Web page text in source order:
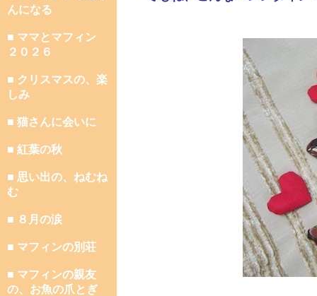
んになる
■ ママとマフィン
２０２６
■ クリスマスの、楽
しみ
■ 猫さんに会いに
■ 紅葉の秋
■ 思い出の、ねむね
む
■ ８月の涙
■ マフィンの別荘
■ マフィンの親友
の、お魚の爪とぎ